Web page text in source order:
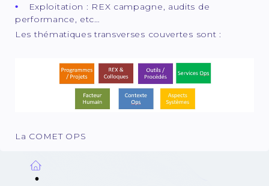
Exploitation : REX campagne, audits de
performance, etc…
Les thématiques transverses couvertes sont :
La COMET OPS